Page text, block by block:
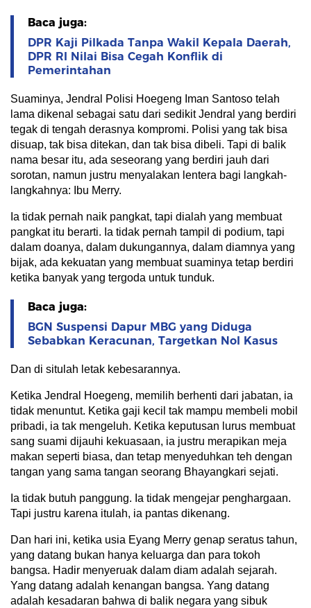
Baca juga:
DPR Kaji Pilkada Tanpa Wakil Kepala Daerah,
DPR RI Nilai Bisa Cegah Konflik di
Pemerintahan
Suaminya, Jendral Polisi Hoegeng Iman Santoso telah
lama dikenal sebagai satu dari sedikit Jendral yang berdiri
tegak di tengah derasnya kompromi. Polisi yang tak bisa
disuap, tak bisa ditekan, dan tak bisa dibeli. Tapi di balik
nama besar itu, ada seseorang yang berdiri jauh dari
sorotan, namun justru menyalakan lentera bagi langkah-
langkahnya: Ibu Merry.
Ia tidak pernah naik pangkat, tapi dialah yang membuat
pangkat itu berarti. Ia tidak pernah tampil di podium, tapi
dalam doanya, dalam dukungannya, dalam diamnya yang
bijak, ada kekuatan yang membuat suaminya tetap berdiri
ketika banyak yang tergoda untuk tunduk.
Baca juga:
BGN Suspensi Dapur MBG yang Diduga
Sebabkan Keracunan, Targetkan Nol Kasus
Dan di situlah letak kebesarannya.
Ketika Jendral Hoegeng, memilih berhenti dari jabatan, ia
tidak menuntut. Ketika gaji kecil tak mampu membeli mobil
pribadi, ia tak mengeluh. Ketika keputusan lurus membuat
sang suami dijauhi kekuasaan, ia justru merapikan meja
makan seperti biasa, dan tetap menyeduhkan teh dengan
tangan yang sama tangan seorang Bhayangkari sejati.
Ia tidak butuh panggung. Ia tidak mengejar penghargaan.
Tapi justru karena itulah, ia pantas dikenang.
Dan hari ini, ketika usia Eyang Merry genap seratus tahun,
yang datang bukan hanya keluarga dan para tokoh
bangsa. Hadir menyeruak dalam diam adalah sejarah.
Yang datang adalah kenangan bangsa. Yang datang
adalah kesadaran bahwa di balik negara yang sibuk